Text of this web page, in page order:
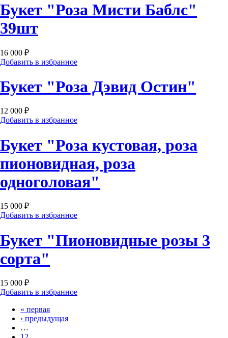
Букет "Роза Мисти Баблс"
39шт
16 000 ₽
Добавить в избранное
Букет "Роза Дэвид Остин"
12 000 ₽
Добавить в избранное
Букет "Роза кустовая, роза
пионовидная, роза
одноголовая"
15 000 ₽
Добавить в избранное
Букет "Пионовидные розы 3
сорта"
15 000 ₽
Добавить в избранное
Страницы
« первая
‹ предыдущая
…